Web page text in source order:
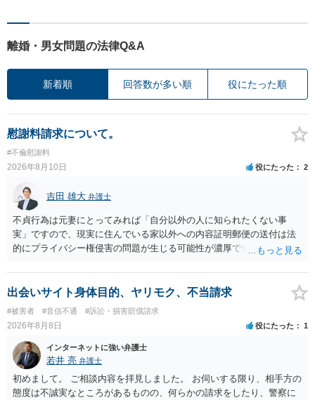
離婚・男女問題の法律Q&A
新着順 回答数が多い順 役にたった順
慰謝料請求について。
#不倫慰謝料
2026年8月10日 役にたった 2
吉田 雄大 弁護士
不貞行為は元妻にとってみれば「自分以外の人に知られたくない事
実」ですので、現実に住んでいる家以外への内容証明郵便の送付は法
的にプライバシー権侵害の問題が生じる可能性が濃厚です。ですの
出会いサイト身体目的、ヤリモク、不当請求
#被害者 #音信不通 #訴訟・損害賠償請求
2026年8月8日 役にたった 1
インターネットに強い弁護士
若井 亮 弁護士
初めまして。 ご相談内容を拝見しました。 お伺いする限り、相手方の
態度は不誠実なところがあるものの、何らかの請求をしたり、警察に